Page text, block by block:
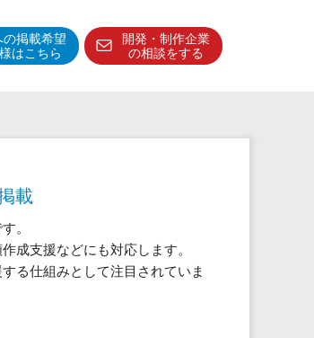
掲載希望
はこちら
開発・制作企業
の相談をする
予算管理システム
載
。
成支援などにも対応します。
る仕組みとして注目されていま